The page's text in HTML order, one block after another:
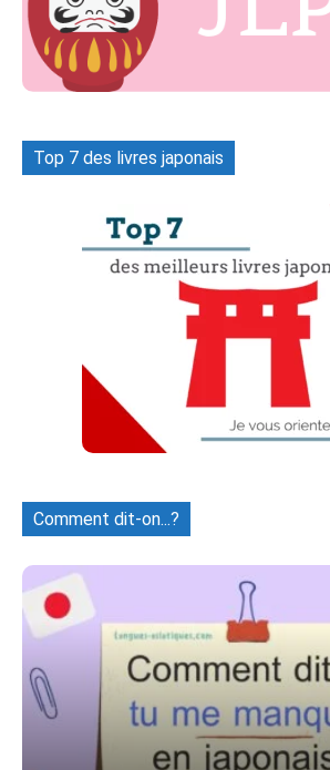
Top 7 des livres japonais
Comment dit-on...?